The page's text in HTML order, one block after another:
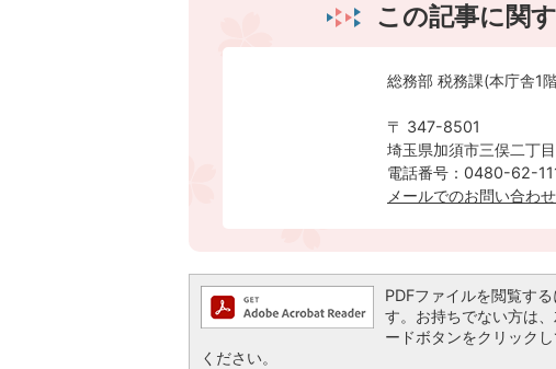
この記事に関
総務部 税務課(本庁舎1
〒 347-8501
埼玉県加須市三俣二丁
電話番号：0480-62-
メールでのお問い合わ
PDFファイルを閲覧す
す。お持ちでない方は
ードボタンをクリック
ください。